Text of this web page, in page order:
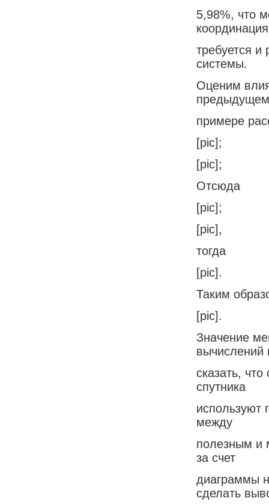
5,98%, что
требуется и
системы.
Оценим
предыдущем
примере
[pic];
[pic];
Отсюда
[pic];
[pic],
тогда
[pic].
Таким
[pic].
Значение
вычислений
сказать,
спутника
используют
между
полезным и
за счет
диаграммы
сделать